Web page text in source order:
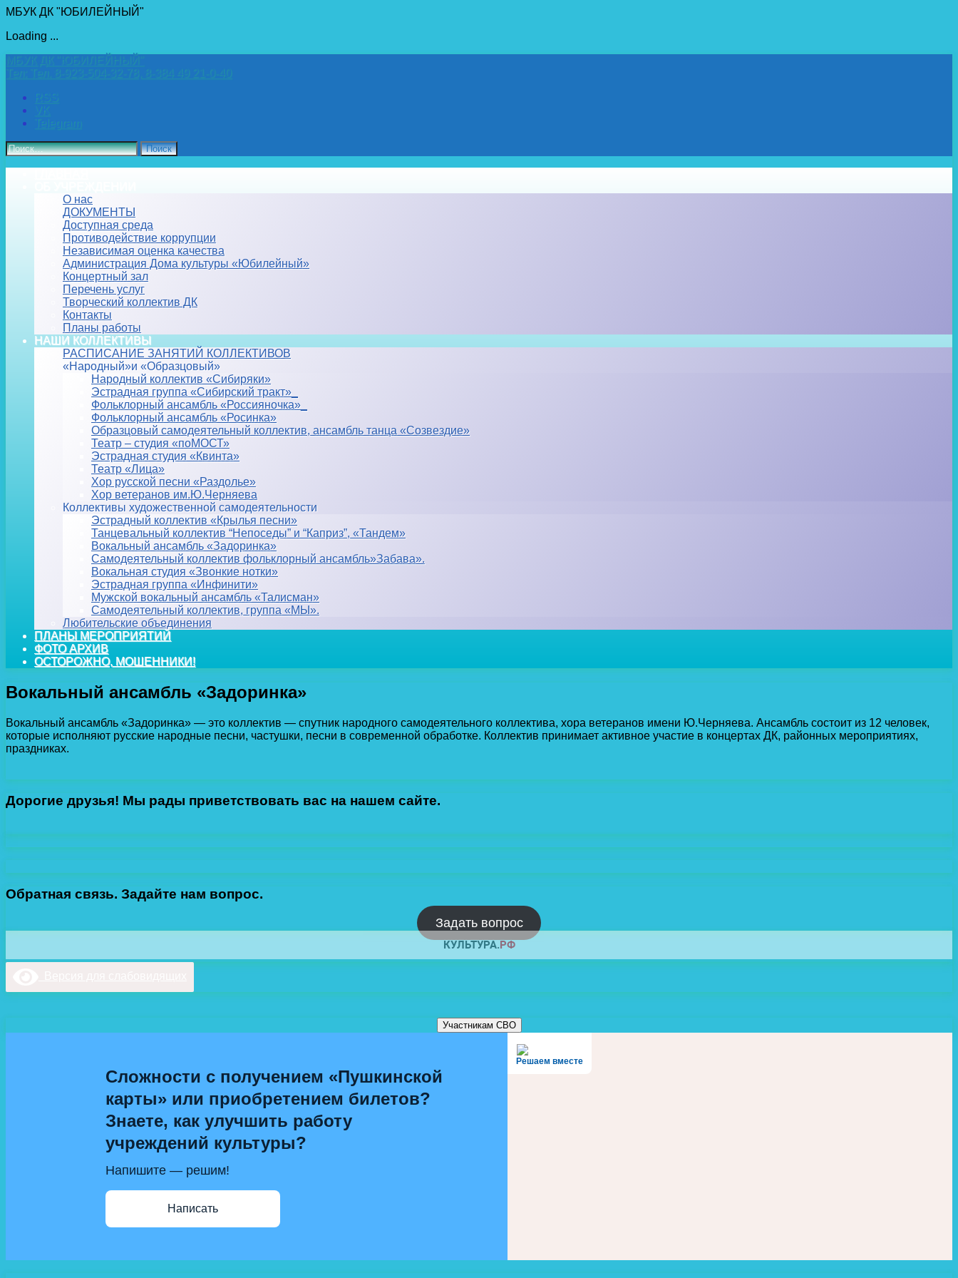
МБУК ДК "ЮБИЛЕЙНЫЙ"
Loading ...
Перейти
МБУК ДК "ЮБИЛЕЙНЫЙ"
Тел:
Тел. 8-923-504-32-78, 8-384 49 21-0-40
RSS
VK
Telegram
Найти:
О нас
ДОКУМЕНТЫ
Доступная среда
Противодействие коррупции
Независимая оценка качества
Администрация Дома культуры «Юбилейный»
Концертный зал
Перечень услуг
Творческий коллектив ДК
Контакты
Планы работы
НАШИ КОЛЛЕКТИВЫ
РАСПИСАНИЕ ЗАНЯТИЙ КОЛЛЕКТИВОВ
«Народный»и «Образцовый»
Народный коллектив «Сибиряки»
Эстрадная группа «Сибирский тракт»_
Фольклорный ансамбль «Россияночка»_
Фольклорный ансамбль «Росинка»
Образцовый самодеятельный коллектив, ансамбль танца «Созвездие»
Театр – студия «поМОСТ»
Эстрадная студия «Квинта»
Театр «Лица»
Хор русской песни «Раздолье»
Хор ветеранов им.Ю.Черняева
Коллективы художественной самодеятельности
Эстрадный коллектив «Крылья песни»
Танцевальный коллектив “Непоседы” и “Каприз”, «Тандем»
Вокальный ансамбль «Задоринка»
Самодеятельный коллектив фольклорный ансамбль»Забава».
Вокальная студия «Звонкие нотки»
Эстрадная группа «Инфинити»
Мужской вокальный ансамбль «Талисман»
Самодеятельный коллектив, группа «МЫ».
Любительские объединения
ПЛАНЫ МЕРОПРИЯТИЙ
ФОТО АРХИВ
ОСТОРОЖНО, МОШЕННИКИ!
Вокальный ансамбль «Задоринка»
Вокальный ансамбль «Задоринка» — это коллектив — спутник народного самодеятельного коллектива, хора ветеранов имени Ю.Черняева. Ансамбль состоит из 12 человек,
которые исполняют русские народные песни, частушки, песни в современной обработке. Коллектив принимает активное участие в концертах ДК, районных мероприятиях,
праздниках.
Дорогие друзья! Мы рады приветствовать вас на нашем сайте.
Обратная связь. Задайте нам вопрос.
Задать вопрос
Участникам СВО
Решаем вместе
Сложности с получением «Пушкинской
карты» или приобретением билетов?
Знаете, как улучшить работу
учреждений культуры?
Напишите — решим!
Написать